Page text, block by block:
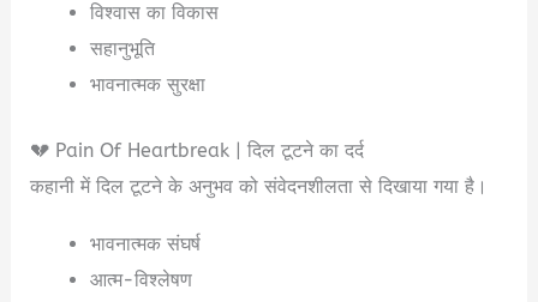
विश्वास का विकास
सहानुभूति
भावनात्मक सुरक्षा
💔 Pain Of Heartbreak | दिल टूटने का दर्द
कहानी में दिल टूटने के अनुभव को संवेदनशीलता से दिखाया गया है।
भावनात्मक संघर्ष
आत्म-विश्लेषण